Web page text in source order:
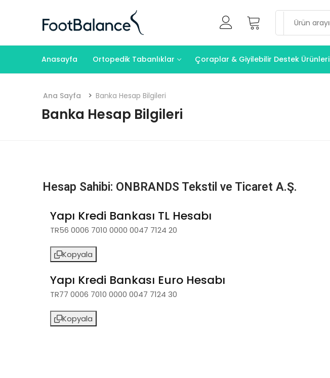
Anasayfa Ortopedik Tabanlıklar Çoraplar & Giyilebilir Destek Ürünleri
Ana Sayfa > Banka Hesap Bilgileri
Banka Hesap Bilgileri
Hesap Sahibi: ONBRANDS Tekstil ve Ticaret A.Ş.
Yapı Kredi Bankası TL Hesabı
TR56 0006 7010 0000 0047 7124 20
Kopyala
Yapı Kredi Bankası Euro Hesabı
TR77 0006 7010 0000 0047 7124 30
Kopyala